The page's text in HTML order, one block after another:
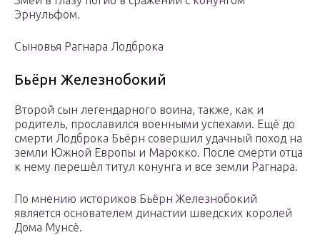
Эрнульфом.
Сыновья Рагнара Лодброка
Бьёрн Железнобокий
Второй сын легендарного воина, также, как и
родитель, прославился военными успехами. Ещё до
смерти Лодброка Бьёрн совершил удачный поход на
земли Южной Европы и Марокко. После смерти отца
к нему перешёл титул конунга и все земли Рагнара.
По мнению историков Бьёрн Железнобокий
является основателем династии шведских королей
Дома Мунсё.